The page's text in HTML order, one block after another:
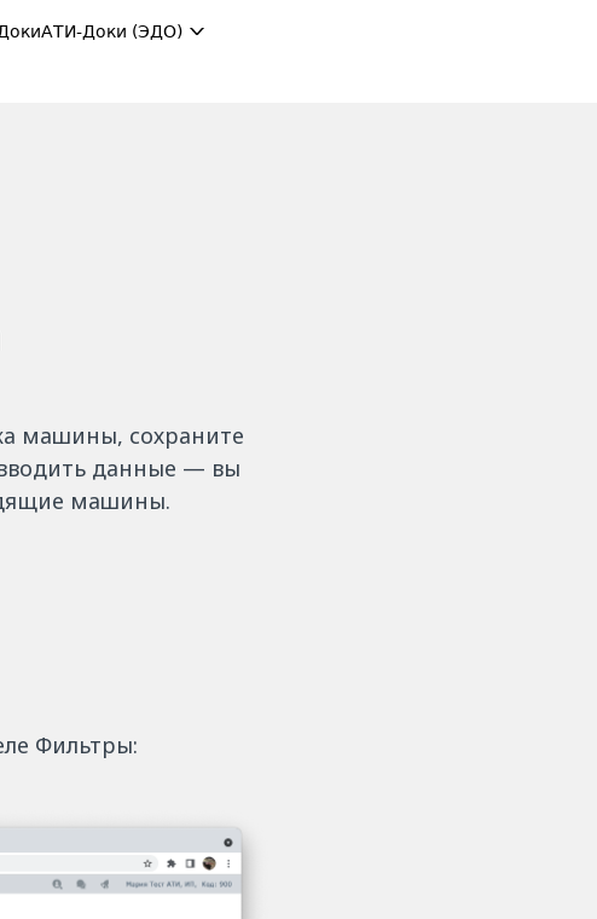
АТИ-Доки (ЭДО)
машины, сохраните
данные — вы
машины.
Фильтры: